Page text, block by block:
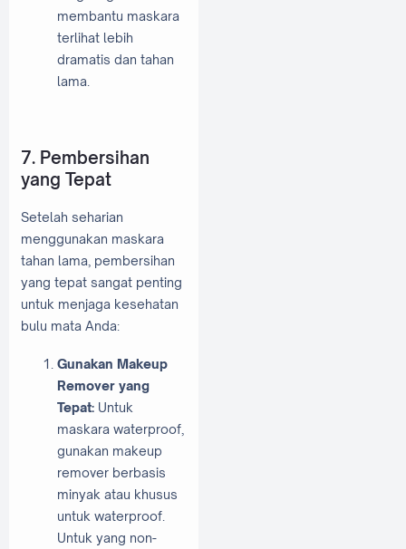
membantu maskara
terlihat lebih
dramatis dan tahan
lama.
7. Pembersihan
yang Tepat
Setelah seharian
menggunakan maskara
tahan lama, pembersihan
yang tepat sangat penting
untuk menjaga kesehatan
bulu mata Anda:
Gunakan Makeup
Remover yang
Tepat: Untuk
maskara waterproof,
gunakan makeup
remover berbasis
minyak atau khusus
untuk waterproof.
Untuk yang non-